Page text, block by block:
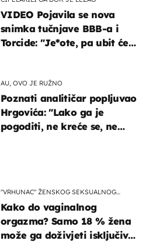
"VRHUNAC" ŽENSKOG SEKSUALNOG
Kako do vaginalnog
orgazma? Samo 18 % žena
može ga doživjeti isključivo
VIDEO Pojavila se nova
snimka tučnjave BBB-a i
Torcide: "Je*ote, pa ubit će
AU, OVO JE RUŽNO
Poznati analitičar popljuvao
Hrgovića: "Lako ga je
pogoditi, ne kreće se, ne